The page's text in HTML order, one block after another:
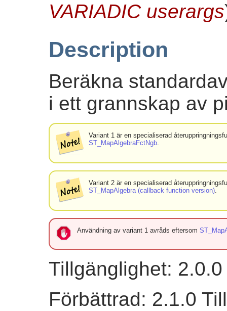
VARIADIC userargs
Description
Beräkna
i ett grannskap av
Variant 1 är en specialiserad
ST_MapAlgebraFctNgb
Variant 2 är en specialiserad
ST_MapAlgebra (callback function version).
Användning av variant 1 avråds eftersom
Tillgänglighet: 2.0.0
Förbättrad: 2.1.0